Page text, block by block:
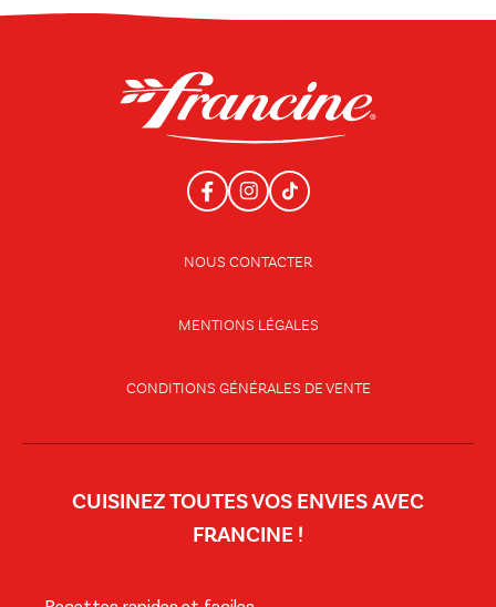
NOUS CONTACTER
MENTIONS LÉGALES
CONDITIONS GÉNÉRALES DE VENTE
CUISINEZ TOUTES VOS ENVIES AVEC
FRANCINE !